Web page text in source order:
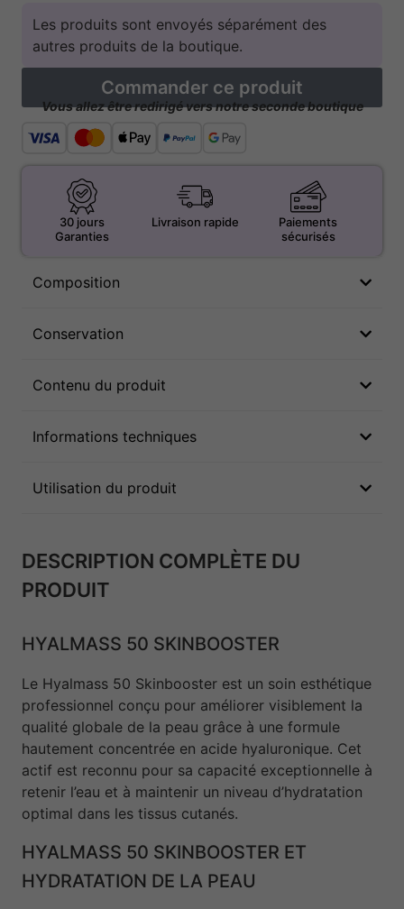
Les produits sont envoyés séparément des
autres produits de la boutique.
Commander ce produit
Vous allez être redirigé vers notre seconde boutique
30 jours
Garanties
Livraison rapide
Paiements
sécurisés
Composition
Conservation
Contenu du produit
Informations techniques
Utilisation du produit
DESCRIPTION COMPLÈTE DU
PRODUIT
HYALMASS 50 SKINBOOSTER
Le Hyalmass 50 Skinbooster est un soin esthétique
professionnel conçu pour améliorer visiblement la
qualité globale de la peau grâce à une formule
hautement concentrée en acide hyaluronique. Cet
actif est reconnu pour sa capacité exceptionnelle à
retenir l’eau et à maintenir un niveau d’hydratation
optimal dans les tissus cutanés.
HYALMASS 50 SKINBOOSTER ET
HYDRATATION DE LA PEAU